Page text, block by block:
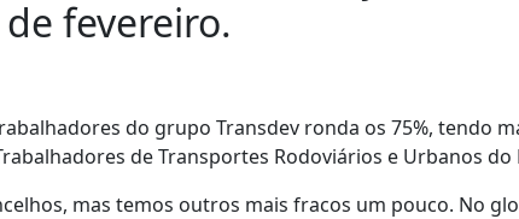
fevereiro.
do grupo Transdev ronda os 75%, tendo
de Transportes Rodoviários e Urbanos do
mas temos outros mais fracos um pouco. No